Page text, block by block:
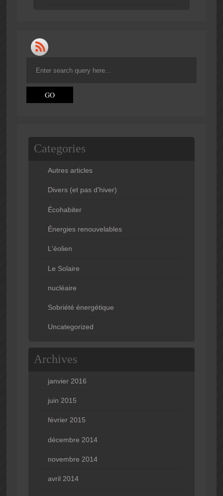
Categories
Autres articles
Divers (et pas d'hiver)
Écohabiter
Énergies renouvelables
L'éolien
Le Solaire
nucléaire
Sobriété énergétique
Uncategorized
Archives
janvier 2016
juin 2015
février 2015
décembre 2014
novembre 2014
avril 2014